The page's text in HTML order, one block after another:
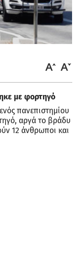
με φορτηγό
πανεπιστημίου
αργά το βράδυ
12 άνθρωποι και